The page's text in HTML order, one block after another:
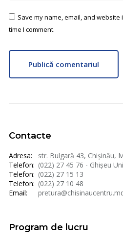
Save my name, email, and
time I comment.
Publică comentariul
Contacte
Adresa:
str. Bulgară 43, Chișinău,
Telefon: (022) 27 45 76 - Ghișeu
Telefon: (022) 27 15 13
Telefon: (022) 27 10 48
Email:
Program de lucru